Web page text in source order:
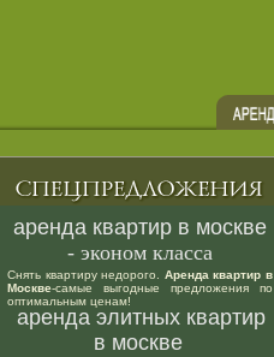
аренда квартир в москве
- эконом класса
Снять квартиру недорого. Аренда квартир в
Москве-самые выгодные предложения по
оптимальным ценам!
аренда элитных квартир
в москве